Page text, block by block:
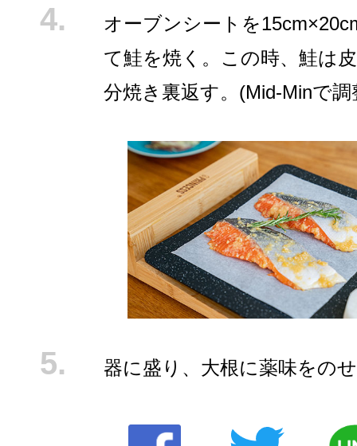
オーブンシートを
て鮭を焼く。この時、鮭は
分焼き裏返す。(Mid-Minで
器に盛り、大根に薬味をの